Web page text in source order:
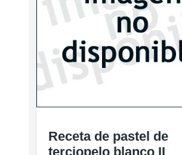
Receta de pastel de
terciopelo blanco II